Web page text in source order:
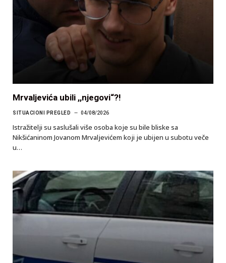
Mrvaljevića ubili ,,njegovi“?!
SITUACIONI PREGLED 04/08/2026
Istražitelji su saslušali više osoba koje su bile bliske sa
Nikšićaninom Jovanom Mrvaljevićem koji je ubijen u subotu veče
u…